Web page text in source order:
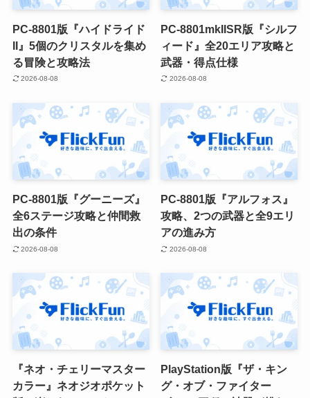
PC-8801版『ハイドライド
II』5個のクリスタルを集め
る冒険と攻略法
2026-08-08
PC-8801mkIISR版『シルフ
ィード』全20エリア攻略と
武器・得点仕様
2026-08-08
PC-8801版『グーニーズ』
全6ステージ攻略と仲間救
出の条件
2026-08-08
PC-8801版『アルフォス』
攻略、2つの武器と全9エリ
アの進み方
2026-08-08
『ネオ・チェリーマスター
カラー』ネオジオポケット
PlayStation版『ザ・キン
グ・オブ・ファイター